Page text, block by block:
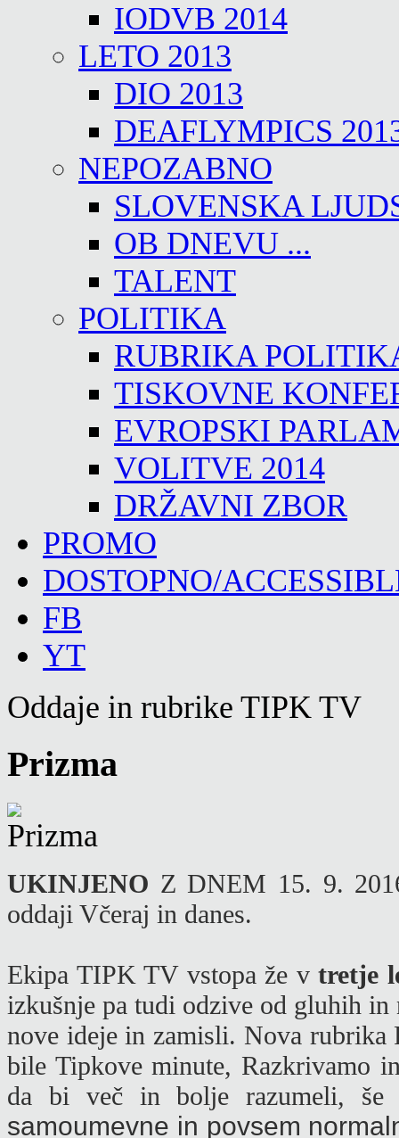
IODVB 2014
LETO 2013
DIO 2013
DEAFLYMPICS
NEPOZABNO
SLOVENSKA
OB DNEVU ...
TALENT
POLITIKA
RUBRIKA
TISKOVNE
EVROPSKI
VOLITVE 2014
DRŽAVNI ZBOR
PROMO
DOSTOPNO/
FB
YT
Oddaje in rubrike TIPK TV
Prizma
UKINJENO Z DNEM 15. 9.
oddaji Včeraj in danes.
Ekipa TIPK TV vstopa že vtretje
izkušnje pa tudi odzive od gluhih
nove ideje in zamisli. Nova rubrika
bile Tipkove minute, Razkrivamo
da bi več in bolje razumeli, še
samoumevne in povsem